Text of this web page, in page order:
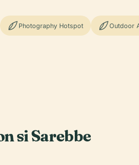
Photography Hotspot Outdoor
si Sarebbe